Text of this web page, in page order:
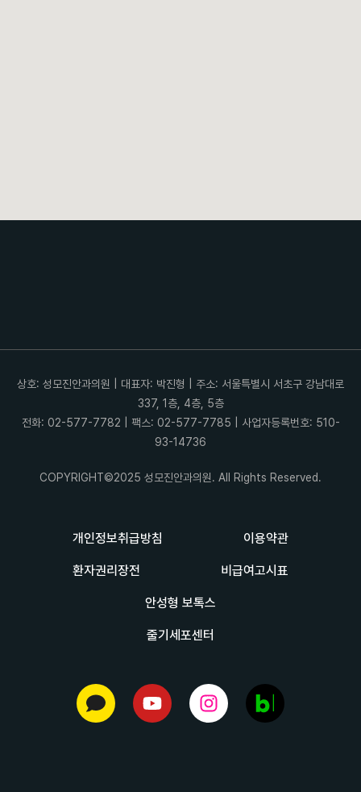
개인정보취급방침 이용약관
환자권리장전 비급여고시표
안성형 보톡스
줄기세포센터
상호: 성모진안과의원 | 대표자: 박진형 | 주소: 서울특별시 서초구 강남대로
337, 1층, 4층, 5층
전화: 02-577-7782 | 팩스: 02-577-7785 | 사업자등록번호: 510-
93-14736
COPYRIGHT©2025 성모진안과의원. All Rights Reserved.